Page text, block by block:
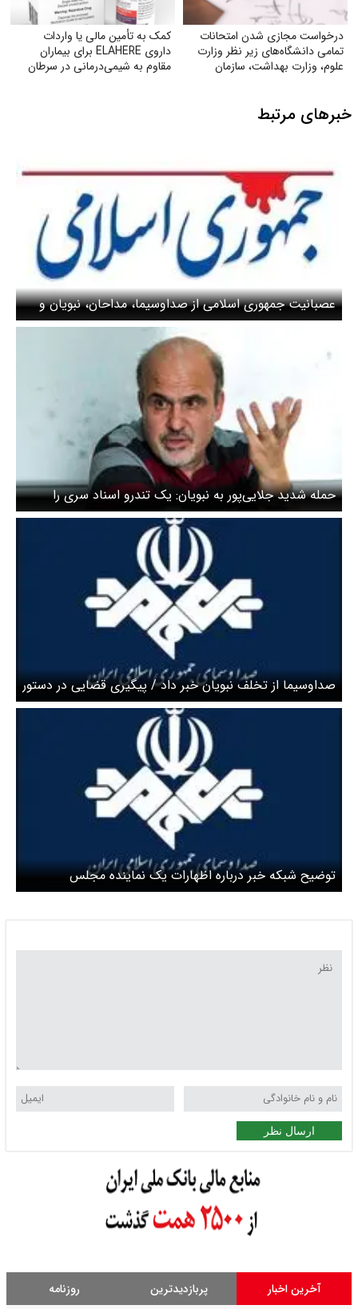
درخواست مجازی شدن امتحانات
تمامی دانشگاه‌های زیر نظر وزارت
علوم‌، وزارت بهداشت، سازمان
کمک به تأمین مالی یا واردات
داروی ELAHERE برای بیماران
مقاوم به شیمی‌درمانی در سرطان
خبرهای مرتبط
عصبانیت جمهوری اسلامی از صداوسیما، مداحان، نبویان و
نمایندگان تندروی مجلس / مدعی‌العموم چرا ساکت است!؟
حمله شدید جلایی‌پور به نبویان: یک تندرو اسناد سری را
رسانه‌ای می‌کند و تندروهای لم داده در صداسیما آن را پخش
می‌کنند/ مگر براندازی شاخ و دم دارد
صداوسیما از تخلف نبویان خبر داد / پیگیری قضایی در دستور
کار است
توضیح شبکه خبر درباره اظهارات یک نماینده مجلس
ارسال نظر
آخرین اخبار پربازدیدترین روزنامه